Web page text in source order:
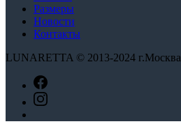
Размеры
Новости
Контакты
LUNARETTA © 2013-2024 г.Москва